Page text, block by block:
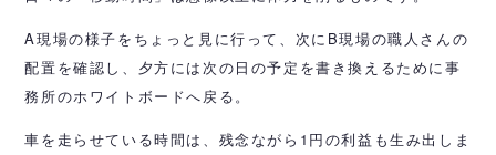
A現場の様子をちょっと見に行って、次にB現場の職人さんの
配置を確認し、夕方には次の日の予定を書き換えるために事
務所のホワイトボードへ戻る。
車を走らせている時間は、残念ながら1円の利益も生み出しま